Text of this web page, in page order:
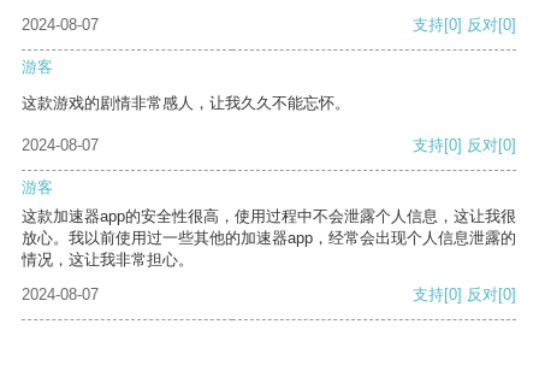
2024-08-07 支持[0] 反对[0]
游客
这款游戏的剧情非常感人，让我久久不能忘怀。
2024-08-07 支持[0] 反对[0]
游客
这款加速器app的安全性很高，使用过程中不会泄露个人信息，这让我很
放心。我以前使用过一些其他的加速器app，经常会出现个人信息泄露的
情况，这让我非常担心。
2024-08-07
支持[0] 反对[0]